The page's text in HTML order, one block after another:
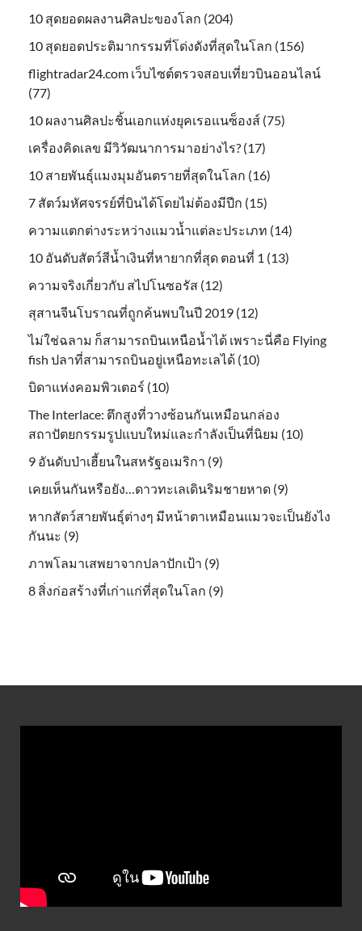
10 สุดยอดผลงานศิลปะของโลก (204)
10 สุดยอดประติมากรรมที่โด่งดังที่สุดในโลก (156)
flightradar24.com เว็บไซต์ตรวจสอบเที่ยวบินออนไลน์
(77)
10 ผลงานศิลปะชิ้นเอกแห่งยุคเรอแนซ็องส์ (75)
เครื่องคิดเลข มีวิวัฒนาการมาอย่างไร? (17)
10 สายพันธุ์แมงมุมอันตรายที่สุดในโลก (16)
7 สัตว์มหัศจรรย์ที่บินได้โดยไม่ต้องมีปีก (15)
ความแตกต่างระหว่างแมวน้ำแต่ละประเภท (14)
10 อันดับสัตว์สีน้ำเงินที่หายากที่สุด ตอนที่ 1 (13)
ความจริงเกี่ยวกับ สไปโนซอรัส (12)
สุสานจีนโบราณที่ถูกค้นพบในปี 2019 (12)
ไม่ใช่ฉลาม ก็สามารถบินเหนือน้ำได้ เพราะนี่คือ Flying
fish ปลาที่สามารถบินอยู่เหนือทะเลได้ (10)
บิดาแห่งคอมพิวเตอร์ (10)
The Interlace: ตึกสูงที่วางซ้อนกันเหมือนกล่อง
สถาปัตยกรรมรูปแบบใหม่และกำลังเป็นที่นิยม (10)
9 อันดับป่าเฮี้ยนในสหรัฐอเมริกา (9)
เคยเห็นกันหรือยัง…ดาวทะเลเดินริมชายหาด (9)
หากสัตว์สายพันธุ์ต่างๆ มีหน้าตาเหมือนแมวจะเป็นยังไง
กันนะ (9)
ภาพโลมาเสพยาจากปลาปักเป้า (9)
8 สิ่งก่อสร้างที่เก่าแก่ที่สุดในโลก (9)